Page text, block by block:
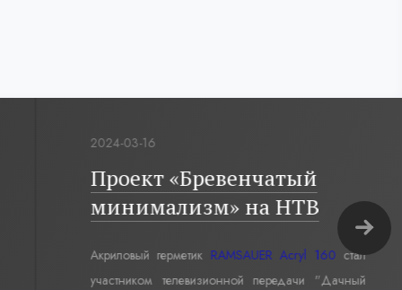
2024-03-16
Проект «Бревенчатый
минимализм» на НТВ
Акриловый герметикRAMSAUER Acryl 160стал
участником телевизионной передачи "Дачный